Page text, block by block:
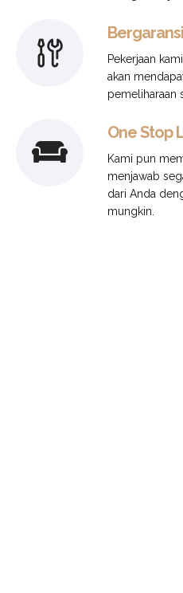
Bergaransi
Pekerjaan
akan
pemeliharaan
One Stop
Kami pun
menjawab
dari Anda
mungkin.